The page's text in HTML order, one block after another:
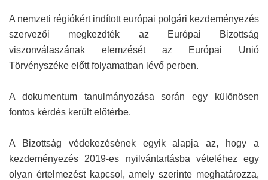
A nemzeti régiókért indított európai polgári kezdeményezés
szervezői megkezdték az Európai Bizottság
viszonválaszának elemzését az Európai Unió
Törvényszéke előtt folyamatban lévő perben.
A dokumentum tanulmányozása során egy különösen
fontos kérdés került előtérbe.
A Bizottság védekezésének egyik alapja az, hogy a
kezdeményezés 2019-es nyilvántartásba vételéhez egy
olyan értelmezést kapcsol, amely szerinte meghatározza,